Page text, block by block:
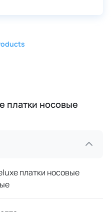
платки носовые
платки носовые